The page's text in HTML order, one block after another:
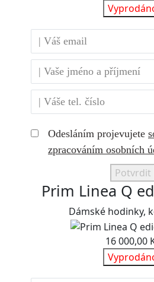
Odesláním projevujete
zpracováním osobních
Potvrdit
Prim Linea Q
Dámské hodinky,
16 000,00